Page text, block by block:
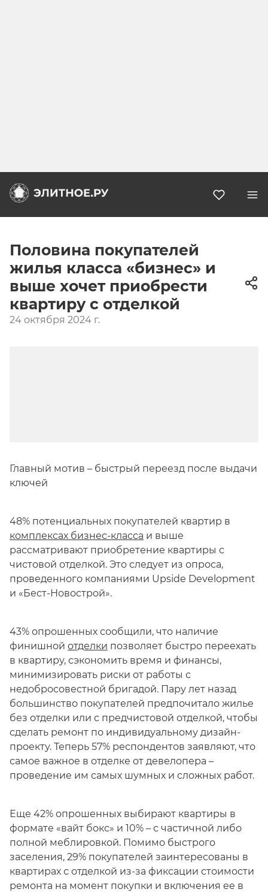
Половина покупателей
жилья класса «бизнес» и
выше хочет приобрести
квартиру с отделкой
24 октября 2024 г.
Главный мотив – быстрый переезд после выдачи
ключей
48% потенциальных покупателей квартир в
комплексах бизнес-класса и выше
рассматривают приобретение квартиры с
чистовой отделкой. Это следует из опроса,
проведенного компаниями Upside Development
и «Бест-Новострой».
43% опрошенных сообщили, что наличие
финишной отделки позволяет быстро переехать
в квартиру, сэкономить время и финансы,
минимизировать риски от работы с
недобросовестной бригадой. Пару лет назад
большинство покупателей предпочитало жилье
без отделки или с предчистовой отделкой, чтобы
сделать ремонт по индивидуальному дизайн-
проекту. Теперь 57% респондентов заявляют, что
самое важное в отделке от девелопера –
проведение им самых шумных и сложных работ.
Еще 42% опрошенных выбирают квартиры в
формате «вайт бокс» и 10% – с частичной либо
полной меблировкой. Помимо быстрого
заселения, 29% покупателей заинтересованы в
квартирах с отделкой из-за фиксации стоимости
ремонта на момент покупки и включения ее в